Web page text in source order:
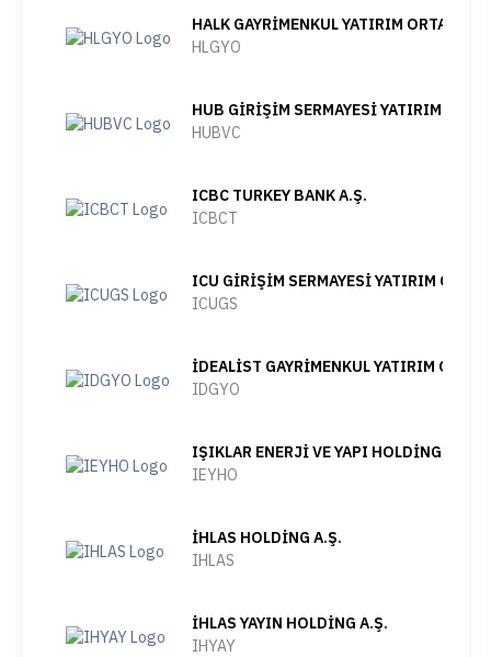
HALK GAYRİMENKUL YATIRIM
HLGYO
HUB GİRİŞİM SERMAYESİ YATIRIM
HUBVC
ICBC TURKEY BANK A.Ş.
ICBCT
ICU GİRİŞİM SERMAYESİ YATIRIM
ICUGS
İDEALİST GAYRİMENKUL YATIRIM
IDGYO
IŞIKLAR ENERJİ VE YAPI HOLDİNG A.Ş.
IEYHO
İHLAS HOLDİNG A.Ş.
IHLAS
İHLAS YAYIN HOLDİNG A.Ş.
IHYAY